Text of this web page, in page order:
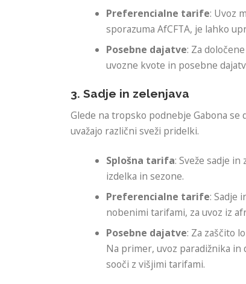
Preferencialne tarife: Uvoz
sporazuma AfCFTA, je lahko
Posebne dajatve: Za
uvozne kvote in posebne
3. Sadje in zelenjava
Glede na tropsko podnebje Gabona se
uvažajo različni sveži pridelki.
Splošna tarifa: Sveže sadje
izdelka in sezone.
Preferencialne tarife: Sadje
nobenimi tarifami, za uvoz iz
Posebne dajatve: Za zaščito
Na primer, uvoz paradižnika in
sooči z višjimi tarifami.